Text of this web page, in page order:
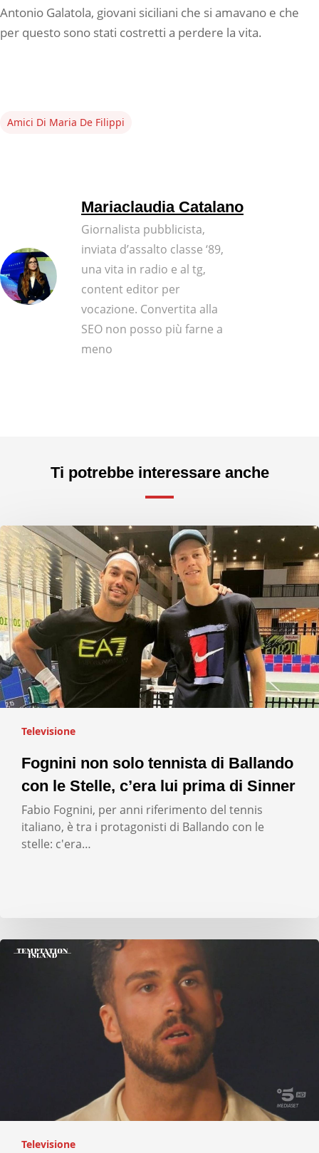
Antonio Galatola, giovani siciliani che si amavano e che
per questo sono stati costretti a perdere la vita.
Amici Di Maria De Filippi
Mariaclaudia Catalano
Giornalista pubblicista,
inviata d’assalto classe ‘89,
una vita in radio e al tg,
content editor per
vocazione. Convertita alla
SEO non posso più farne a
meno
Ti potrebbe interessare anche
Televisione
Fognini non solo tennista di Ballando
con le Stelle, c’era lui prima di Sinner
Fabio Fognini, per anni riferimento del tennis
italiano, è tra i protagonisti di Ballando con le
stelle: c'era…
Televisione